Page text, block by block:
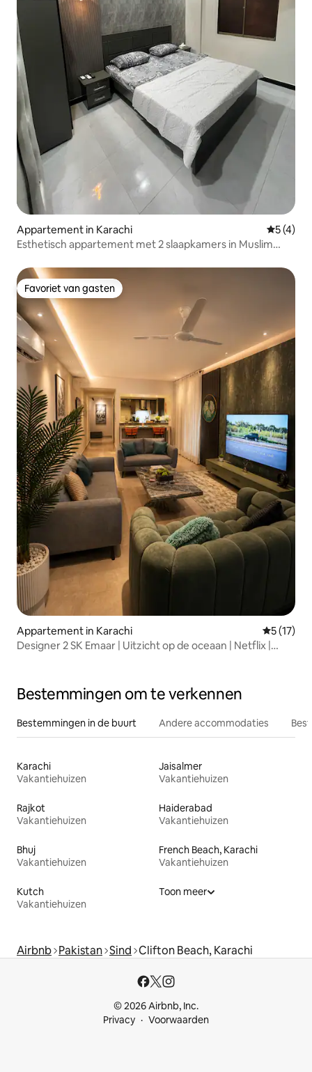
Appartement in Karachi
5 (4)
Esthetisch appartement met 2 slaapkamers in Muslim
Favoriet van gasten
Favoriet van gasten
Appartement in Karachi
5 (17)
Designer 2 SK Emaar | Uitzicht op de oceaan | Netflix |
Bestemmingen om te verkennen
Bestemmingen in de buurt Andere accommodaties
Karachi
Vakantiehuizen
Jaisalmer
Vakantiehuizen
Rajkot
Vakantiehuizen
Haiderabad
Vakantiehuizen
Bhuj
Vakantiehuizen
French Beach, Karachi
Vakantiehuizen
Kutch
Vakantiehuizen
Toon meer
Airbnb Pakistan Sind Clifton Beach, Karachi
© 2026 Airbnb, Inc.
Privacy
Voorwaarden